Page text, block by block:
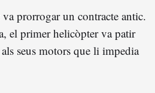
prorrogar un contracte antic.
el primer helicòpter va patir
seus motors que li impedia